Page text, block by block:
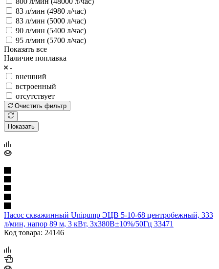
83 л/мин (4980 л/час)
83 л/мин (5000 л/час)
90 л/мин (5400 л/час)
95 л/мин (5700 л/час)
Показать все
Наличие поплавка
внешний
встроенный
отсутствует
Очистить фильтр
Показать
Насос скважинный Unipump ЭЦВ 5-10-68 центробежный, 333
л/мин, напор 89 м, 3 кВт, 3х380В±10%/50Гц 33471
Код товара: 24146